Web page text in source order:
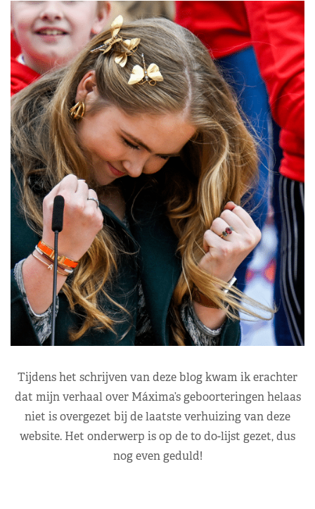
Tijdens het schrijven van deze blog kwam ik erachter
dat mijn verhaal over Máxima’s geboorteringen helaas
niet is overgezet bij de laatste verhuizing van deze
website. Het onderwerp is op de to do-lijst gezet, dus
nog even geduld!